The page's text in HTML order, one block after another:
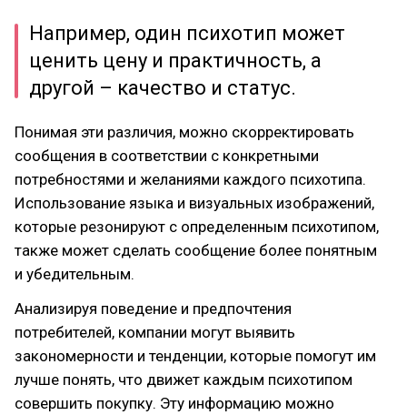
Например, один психотип может
ценить цену и практичность, а
другой – качество и статус.
Понимая эти различия, можно скорректировать
сообщения в соответствии с конкретными
потребностями и желаниями каждого психотипа.
Использование языка и визуальных изображений,
которые резонируют с определенным психотипом,
также может сделать сообщение более понятным
и убедительным.
Анализируя поведение и предпочтения
потребителей, компании могут выявить
закономерности и тенденции, которые помогут им
лучше понять, что движет каждым психотипом
совершить покупку. Эту информацию можно